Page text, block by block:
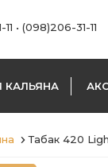
• (098)206-31-11
КАЛЬЯНА
Табак 420